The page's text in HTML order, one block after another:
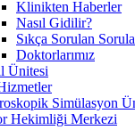
Klinikten Haberler
Nasıl Gidilir?
Sıkça Sorulan
Doktorlarımız
Ünitesi
Simülasyon
Hekimliği Merkezi